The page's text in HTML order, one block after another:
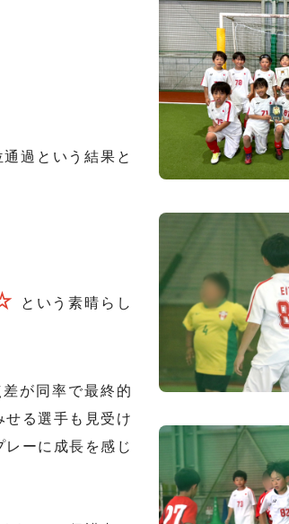
過という結果と
という素晴らし
が同率で最終的
せる選手も見受け
ーに成長を感じ